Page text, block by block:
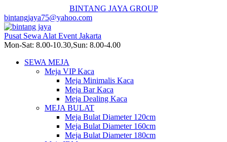
BINTANG JAYA GROUP
bintangjaya75@yahoo.com
Pusat Sewa Alat Event Jakarta
Mon-Sat: 8.00-10.30,Sun: 8.00-4.00
SEWA MEJA
Meja VIP Kaca
Meja Minimalis Kaca
Meja Bar Kaca
Meja Dealing Kaca
MEJA BULAT
Meja Bulat Diameter 120cm
Meja Bulat Diameter 160cm
Meja Bulat Diameter 180cm